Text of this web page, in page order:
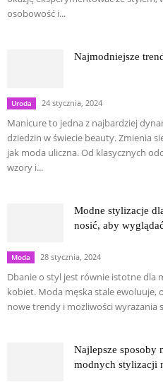
osobowość i...
Najmodniejsze
Uroda 24 stycznia, 2024
Manicure to jedna z najbardziej
dziedzin w świecie beauty. Zmienia
jak moda uliczna. Od klasycznych
wzory i...
Modne stylizacje
nosić, aby
Moda 28 stycznia, 2024
Dbanie o styl jest równie istotne dla
kobiet. Moda męska stale ewoluuje,
nowe trendy i możliwości wyrażania
Najlepsze sposoby
modnych stylizacji